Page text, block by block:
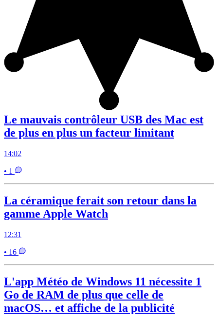
Le mauvais contrôleur USB des Mac est
de plus en plus un facteur limitant
14:02
• 1
La céramique ferait son retour dans la
gamme Apple Watch
12:31
• 16
L'app Météo de Windows 11 nécessite 1
Go de RAM de plus que celle de
macOS… et affiche de la publicité